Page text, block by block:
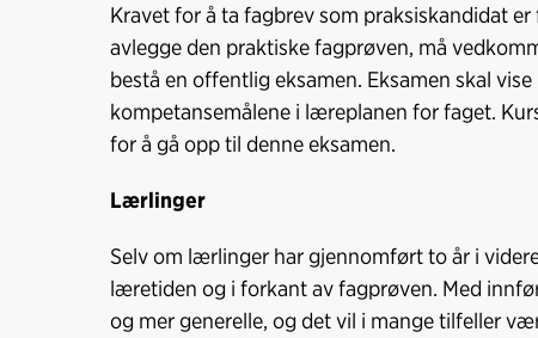
Kravet for å ta fagbrev som praksiskandidat
avlegge den praktiske fagprøven, må
bestå en offentlig eksamen. Eksamen skal
kompetansemålene i læreplanen for faget.
for å gå opp til denne eksamen.
Lærlinger
Selv om lærlinger har gjennomført to år i
læretiden og i forkant av fagprøven. Med
og mer generelle, og det vil i mange tilfeller